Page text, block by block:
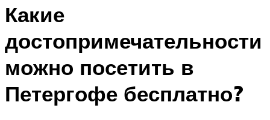
Какие
достопримечательности
можно посетить в
Петергофе бесплатно?